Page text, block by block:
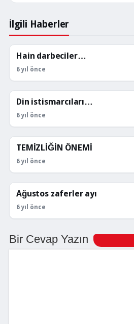
İlgili Haberler
KÖŞE YAZILARI
Hain darbeciler…
6 yıl önce
KÖŞE YAZILARI
Din istismarcıları…
6 yıl önce
KÖŞE YAZILARI
TEMİZLİĞİN ÖNEMİ
6 yıl önce
KÖŞE YAZILARI
Ağustos zaferler ayı
6 yıl önce
Bir Cevap Yazın